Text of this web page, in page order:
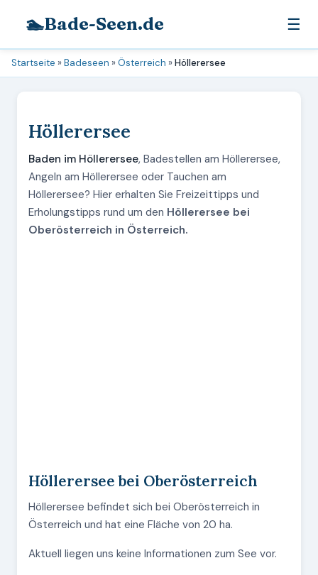
🏊Bade-Seen.de ☰
Startseite »Badeseen »Österreich »Höllerersee
Höllerersee
Baden im Höllerersee, Badestellen am Höllerersee,
Angeln am Höllerersee oder Tauchen am
Höllerersee? Hier erhalten Sie Freizeittipps und
Erholungstipps rund um den Höllerersee bei
Oberösterreich in Österreich.
Höllerersee bei Oberösterreich
Höllerersee befindet sich bei Oberösterreich in
Österreich und hat eine Fläche von 20 ha.
Aktuell liegen uns keine Informationen zum See vor.